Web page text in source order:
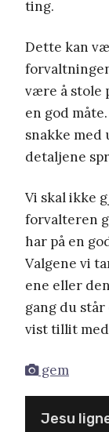
ting.
Dette kan
være å stole
en god
snakke med
detaljene
Vi skal ikke
forvalteren
har på en
Valgene vi
ene eller
gang du
vist tillit
gem
Jesu